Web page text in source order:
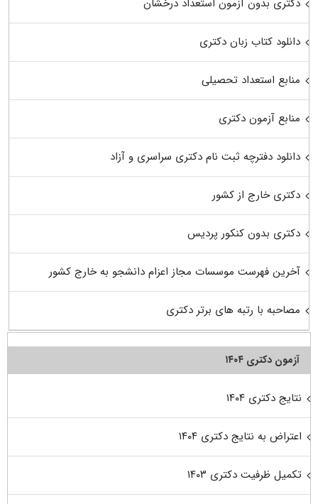
دکتری بدون آزمون استعداد درخشان
دانلود کتاب زبان دکتری
منابع استعداد تحصیلی
منابع آزمون دکتری
دانلود دفترچه ثبت نام دکتری سراسری و آزاد
دکتری خارج از کشور
دکتری بدون کنکور پردیس
آخرین فهرست موسسات مجاز اعزام دانشجو به خارج کشور
مصاحبه با رتبه های برتر دکتری
آزمون دکتری ۱۴۰۴
نتایج دکتری ۱۴۰۴
اعتراض به نتایج دکتری ۱۴۰۴
تکمیل ظرفیت دکتری ۱۴۰۳